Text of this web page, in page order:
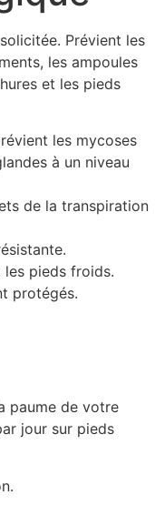
Prévient les
les ampoules
et les pieds
les mycoses
à un niveau
de la transpiration
les pieds froids.
protégés.
paume de votre
jour sur pieds